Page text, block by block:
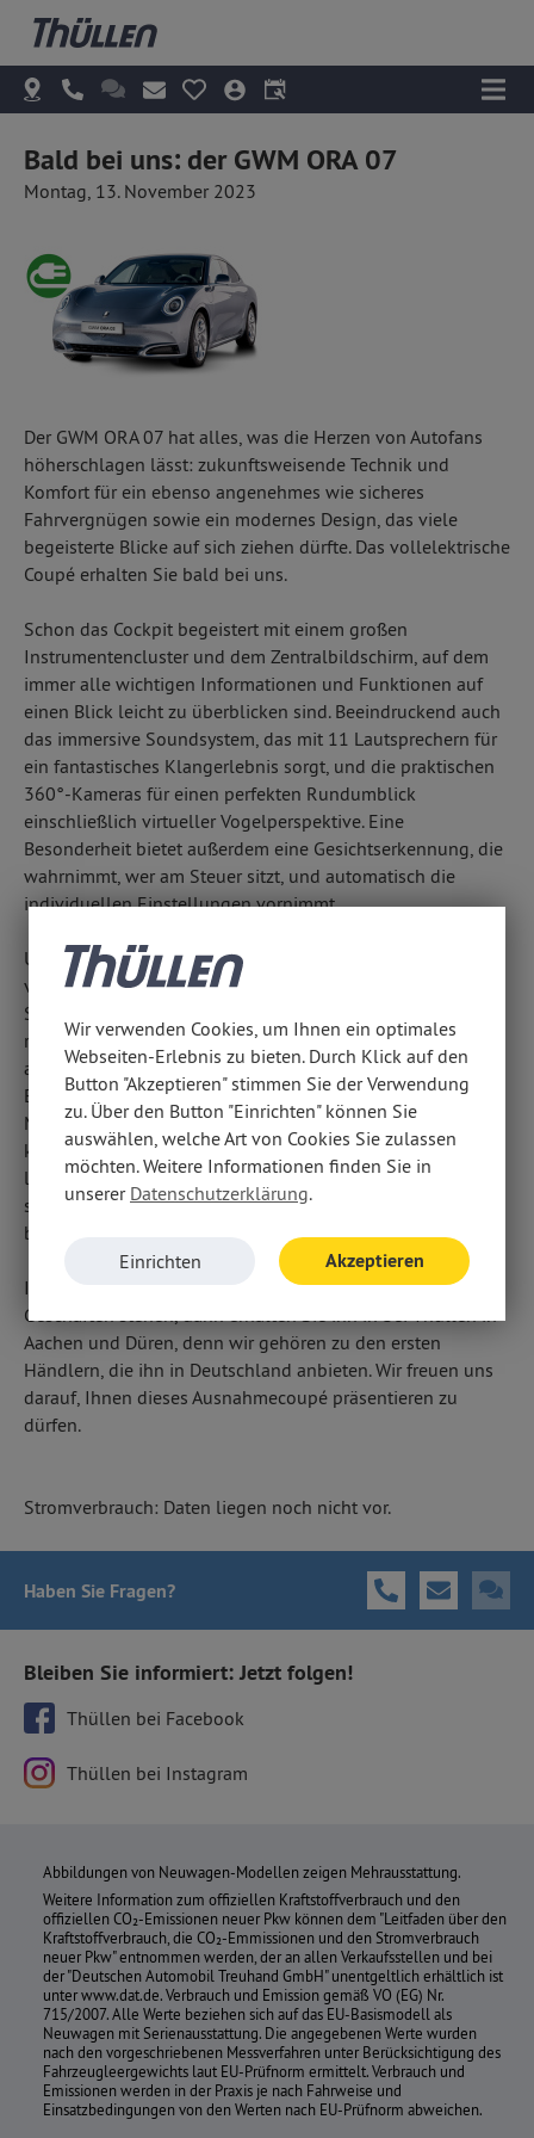
Bald bei uns: der GWM ORA 07
Montag, 13. November 2023
Der GWM ORA 07 hat alles, was die Herzen von Autofans
höherschlagen lässt: zukunftsweisende Technik und
Komfort für ein ebenso angenehmes wie sicheres
Fahrvergnügen sowie ein modernes Design, das viele
begeisterte Blicke auf sich ziehen dürfte. Das vollelektrische
Coupé erhalten Sie bald bei uns.
Schon das Cockpit begeistert mit einem großen
Instrumentencluster und dem Zentralbildschirm, auf dem
immer alle wichtigen Informationen und Funktionen auf
einen Blick leicht zu überblicken sind. Beeindruckend auch
das immersive Soundsystem, das mit 11 Lautsprechern für
ein fantastisches Klangerlebnis sorgt, und die praktischen
360°-Kameras für einen perfekten Rundumblick
einschließlich virtueller Vogelperspektive. Eine
Besonderheit bietet außerdem eine Gesichtserkennung, die
wahrnimmt, wer am Steuer sitzt, und automatisch die
individuellen Einstellungen vornimmt.
Und auch optisch weiß der ORA 07 zu begeistern, denn er
vereint auf außergewöhnlich harmonische Weise
Sportlichkeit mit Eleganz. Eine Besonderheit sind die
rahmenlosen Türen, die den innovativen Eindruck gekonnt
abrunden. Und natürlich setzt sich der stilvoll-luxuriöse
Eindruck auch im Inneren fort: Hier wurden hochwertige
Materialien und viel glänzender Chrom verarbeitet. Ein
kuppelförmiges Panoramadach sorgt für eine
lichtdurchflutete, luftige Atmosphäre und ergonomische,
sportliche Sitze machen auch lange Fahrten zu einem
bequemen Vergnügen.
Im nächsten Jahr wird der neue GWM ORA 07 in den
Geschäften stehen, dann erhalten Sie ihn in bei Thüllen in
Aachen und Düren, denn wir gehören zu den ersten
Händlern, die ihn in Deutschland anbieten. Wir freuen uns
darauf, Ihnen dieses Ausnahmecoupé präsentieren zu
dürfen.
Stromverbrauch: Daten liegen noch nicht vor.
Haben Sie Fragen?
Bleiben Sie informiert: Jetzt folgen!
Thüllen bei Facebook
Thüllen bei Instagram
Abbildungen von Neuwagen-Modellen zeigen Mehrausstattung.
Weitere Information zum offiziellen Kraftstoffverbrauch und den
offiziellen CO₂-Emissionen neuer Pkw können dem "Leitfaden über den
Kraftstoffverbrauch, die CO₂-Emmissionen und den Stromverbrauch
neuer Pkw" entnommen werden, der an allen Verkaufsstellen und bei
der "Deutschen Automobil Treuhand GmbH" unentgeltlich erhältlich ist
unter www.dat.de. Verbrauch und Emission gemäß VO (EG) Nr.
715/2007. Alle Werte beziehen sich auf das EU-Basismodell als
Neuwagen mit Serienausstattung. Die angegebenen Werte wurden
nach den vorgeschriebenen Messverfahren unter Berücksichtigung des
Fahrzeugleergewichts laut EU-Prüfnorm ermittelt. Verbrauch und
Emissionen werden in der Praxis je nach Fahrweise und
Einsatzbedingungen von den Werten nach EU-Prüfnorm abweichen.
Wir verwenden Cookies, um Ihnen ein optimales
Webseiten-Erlebnis zu bieten. Durch Klick auf den
Button "Akzeptieren" stimmen Sie der Verwendung
zu. Über den Button "Einrichten" können Sie
auswählen, welche Art von Cookies Sie zulassen
möchten. Weitere Informationen finden Sie in
unserer Datenschutzerklärung.
Einrichten Akzeptieren